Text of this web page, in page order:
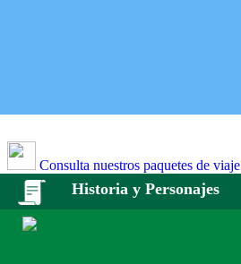
Consulta nuestros paquetes de viaje
Historia y Personajes